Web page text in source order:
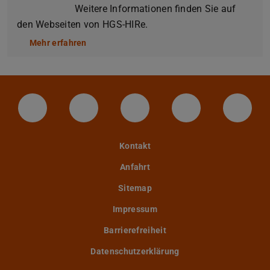
Weitere Informationen finden Sie auf
den Webseiten von HGS-HIRe.
Mehr erfahren
LinkedIn-Seite der TU Darmstadt
Instagram-Kanal der TU
Bluesky-Kanal der TU
Facebook-
Kontakt
Anfahrt
Sitemap
Impressum
Barrierefreiheit
Datenschutzerklärung